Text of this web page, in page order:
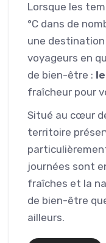
Lorsque les
°C dans de
une
voyageurs en
de bien-être :
fraîcheur pour
Situé au cœur
territoire
journées sont
fraîches et la
de bien-être
ailleurs.